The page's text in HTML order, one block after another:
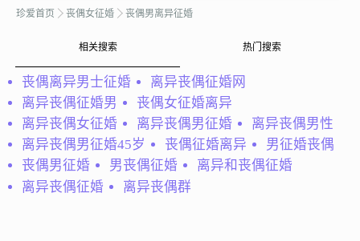
一起风雨同舟的！一起幸福到老的！
用心去寻
内蒙古赤峰
42岁 | 离异 | 165cm | 5001-8000元
寻找异性：
25-35岁
珍爱首页 丧偶女征婚 丧偶男离异征婚
相关搜索 热门搜索
丧偶离异男士征婚
离异丧偶征婚网
离异丧偶征婚男
丧偶女征婚离异
离异丧偶女征婚
离异丧偶男征婚
离异丧偶男性
离异丧偶男征婚45岁
丧偶征婚离异
男征婚丧偶
丧偶男征婚
男丧偶征婚
离异和丧偶征婚
离异丧偶征婚
离异丧偶群